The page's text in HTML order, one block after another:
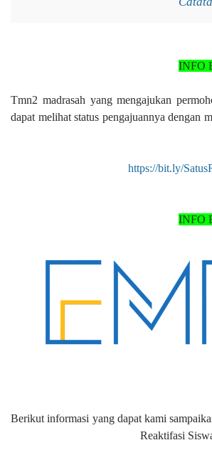
INFO
Tmn2 madrasah yang mengajukan
dapat melihat status pengajuannya dengan
https://bit.ly/
INFO
Berikut informasi yang dapat kami
Reaktifasi